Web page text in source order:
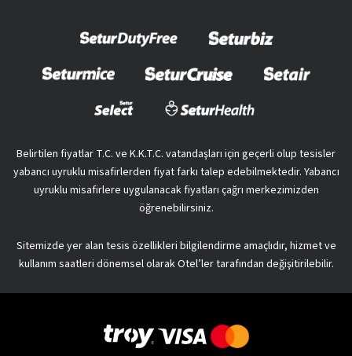
Belirtilen fiyatlar T.C. ve K.K.T.C. vatandaşları için geçerli olup tesisler
yabancı uyruklu misafirlerden fiyat farkı talep edebilmektedir. Yabancı
uyruklu misafirlere uygulanacak fiyatları çağrı merkezimizden
öğrenebilirsiniz.
Sitemizde yer alan tesis özellikleri bilgilendirme amaçlıdır, hizmet ve
kullanım saatleri dönemsel olarak Otel’ler tarafından değişitirilebilir.